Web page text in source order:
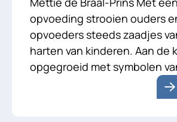
opvoeding strooien ouders
opvoeders steeds zaadjes
harten van kinderen. Aan de
opgegroeid met symbolen
scheepvaart en visserij.
versteende vrouw,